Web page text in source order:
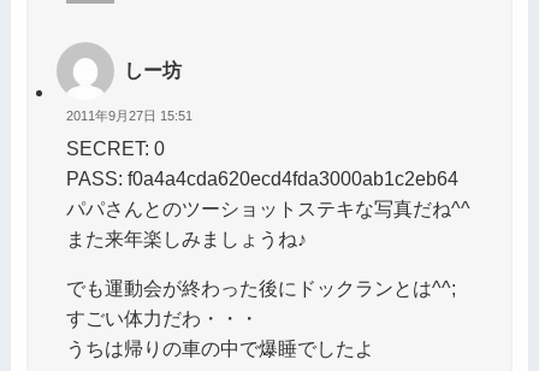
しー坊
2011年9月27日 15:51
SECRET: 0
PASS: f0a4a4cda620ecd4fda3000ab1c2eb64
パパさんとのツーショットステキな写真だね^^
また来年楽しみましょうね♪
でも運動会が終わった後にドックランとは^^;
すごい体力だわ・・・
うちは帰りの車の中で爆睡でしたよ